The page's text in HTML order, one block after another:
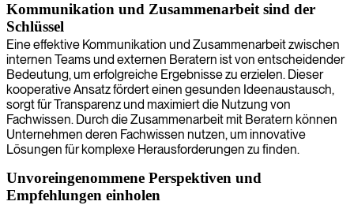
Kommunikation und Zusammenarbeit sind der
Schlüssel
Eine effektive Kommunikation und Zusammenarbeit zwischen
internen Teams und externen Beratern ist von entscheidender
Bedeutung, um erfolgreiche Ergebnisse zu erzielen. Dieser
kooperative Ansatz fördert einen gesunden Ideenaustausch,
sorgt für Transparenz und maximiert die Nutzung von
Fachwissen. Durch die Zusammenarbeit mit Beratern können
Unternehmen deren Fachwissen nutzen, um innovative
Lösungen für komplexe Herausforderungen zu finden.
Unvoreingenommene Perspektiven und
Empfehlungen einholen